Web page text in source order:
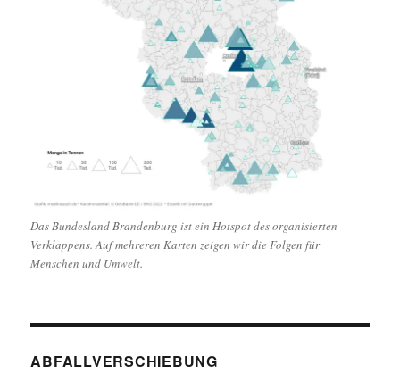
Das Bundesland Brandenburg ist ein Hotspot des organisierten
Verklappens. Auf mehreren Karten zeigen wir die Folgen für
Menschen und Umwelt.
ABFALLVERSCHIEBUNG